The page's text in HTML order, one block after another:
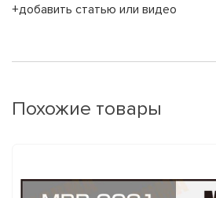
+добавить статью или видео
Похожие товары